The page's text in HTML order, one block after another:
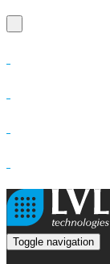
Toggle navigation